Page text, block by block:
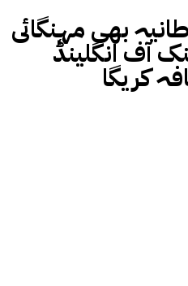
بھی مہنگائی
آف انگلینڈ
کریگا